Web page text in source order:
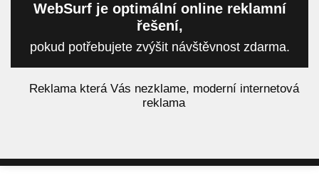
WebSurf je optimální online reklamní
řešení,
pokud potřebujete zvýšit návštěvnost zdarma.
Reklama která Vás nezklame, moderní internetová
reklama